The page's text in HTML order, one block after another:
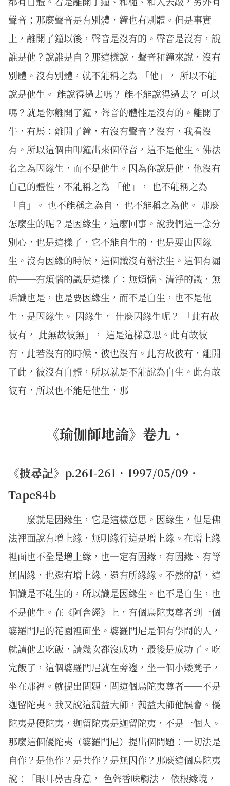
聲音；那麼聲音是有別體，鐘也有別體。但是事實
上，離開了鐘以後，聲音是沒有的。聲音是沒有，說
誰是他？說誰是自？那這樣說，聲音和鐘來說，沒有
別體。沒有別體，就不能稱之為 「他」， 所以不能
說是他生。 能說得過去嗎？ 能不能說得過去？ 可以
嗎？就是你離開了鐘，聲音的體性是沒有的。離開了
牛，有馬；離開了鐘，有沒有聲音？沒有，我看沒
有。所以這個由叩鐘出來個聲音，這不是他生。佛法
名之為因緣生，而不是他生。因為你說是他，他沒有
自己的體性，不能稱之為 「他」， 也不能稱之為
「自」。 也不能稱之為自， 也不能稱之為他。 那麼
怎麼生的呢？是因緣生，這麼回事。說我們這一念分
別心，也是這樣子，它不能自生的，也是要由因緣
生。沒有因緣的時候，這個識沒有辦法生。這個有漏
的──有煩惱的識是這樣子；無煩惱、清淨的識，無
垢識也是，也是要因緣生，而不是自生，也不是他
生，是因緣生。 因緣生， 什麼因緣生呢？ 「此有故
彼有， 此無故彼無」， 這是這樣意思。此有故彼
有，此若沒有的時候，彼也沒有。此有故彼有，離開
了此，彼沒有自體，所以就是不能說為自生。此有故
彼有，所以也不能是他生，那
《瑜伽師地論》卷九．
《披尋記》p.261-261．1997/05/09．
Tape84b
麼就是因緣生，它是這樣意思。因緣生，但是佛
法裡面說有增上緣，無明緣行這是增上緣。在增上緣
裡面也不全是增上緣，也一定有因緣，有因緣、有等
無間緣，也還有增上緣，還有所緣緣。不然的話，這
個識是不能生的，所以識是因緣生。也不是自生，也
不是他生。在《阿含經》上，有個烏陀夷尊者到一個
婆羅門尼的花園裡面坐。婆羅門尼是個有學問的人，
就請他去吃飯，請幾次都沒成功，最後是成功了。吃
完飯了，這個婆羅門尼就在旁邊，坐一個小矮凳子，
坐在那裡。就提出問題，問這個烏陀夷尊者──不是
迦留陀夷。我又說這蕅益大師，蕅益大師他誤會。優
陀夷是優陀夷，迦留陀夷是迦留陀夷，不是一個人。
那麼這個優陀夷（婆羅門尼）提出個問題：一切法是
自作？是他作？是共作？是無因作？那麼這個烏陀夷
說：「眼耳鼻舌身意， 色聲香味觸法， 依根緣境，